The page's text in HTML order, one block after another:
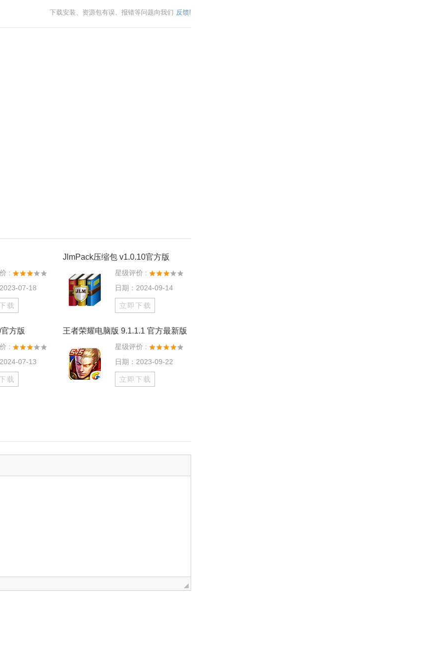
下载安装、资源包有误、报错等问题向我们 反馈!
:
07-18
载
JlmPack压缩包 v1.0.10官方版
星级评价 :
日期：2024-09-14
立即下载
方版
:
07-13
载
王者荣耀电脑版 9.1.1.1 官方最新版
星级评价 :
日期：2023-09-22
立即下载